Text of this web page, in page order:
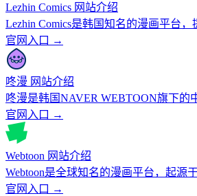
Lezhin Comics 网站介绍
Lezhin Comics是韩国知名的漫画平台
官网入口 →
咚漫 网站介绍
咚漫是韩国NAVER WEBTOON旗下
官网入口 →
Webtoon 网站介绍
Webtoon是全球知名的漫画平台，起源
官网入口 →